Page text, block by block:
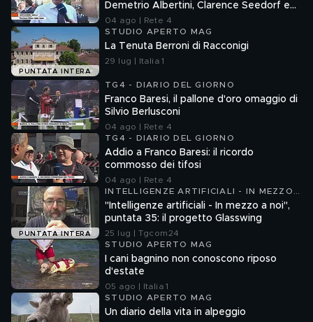
Demetrio Albertini, Clarence Seedorf e
Giovanni Galli
04 ago | Rete 4
PUNTATA INTERA
STUDIO APERTO MAG
La Tenuta Berroni di Racconigi
29 lug | Italia 1
TG4 - DIARIO DEL GIORNO
Franco Baresi, il pallone d'oro omaggio di
Silvio Berlusconi
04 ago | Rete 4
TG4 - DIARIO DEL GIORNO
Addio a Franco Baresi: il ricordo
commosso dei tifosi
04 ago | Rete 4
PUNTATA INTERA
INTELLIGENZE ARTIFICIALI - IN MEZZO
A NOI
"Intelligenze artificiali - In mezzo a noi",
puntata 35: il progetto Glasswing
25 lug | Tgcom24
STUDIO APERTO MAG
I cani bagnino non conoscono riposo
d'estate
05 ago | Italia 1
STUDIO APERTO MAG
Un diario della vita in alpeggio